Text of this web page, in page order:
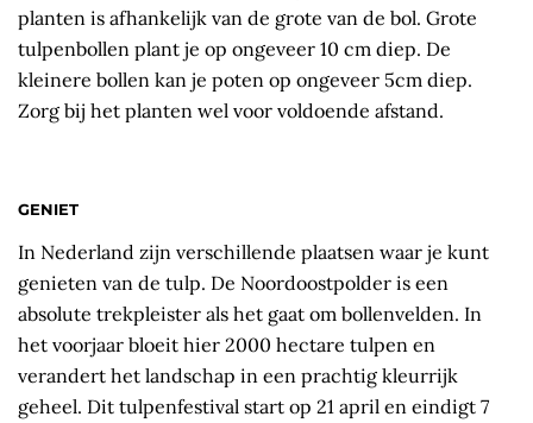
planten is afhankelijk van de grote van de bol. Grote
tulpenbollen plant je op ongeveer 10 cm diep. De
kleinere bollen kan je poten op ongeveer 5cm diep.
Zorg bij het planten wel voor voldoende afstand.
GENIET
In Nederland zijn verschillende plaatsen waar je kunt
genieten van de tulp. De Noordoostpolder is een
absolute trekpleister als het gaat om bollenvelden. In
het voorjaar bloeit hier 2000 hectare tulpen en
verandert het landschap in een prachtig kleurrijk
geheel. Dit tulpenfestival start op 21 april en eindigt 7